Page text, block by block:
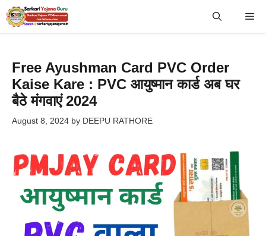
Skip
to
Free Ayushman Card PVC Order
Kaise Kare : PVC आयुष्मान कार्ड अब घर
बैठे मंगवाएं 2024
August 8, 2024 by DEEPU RATHORE